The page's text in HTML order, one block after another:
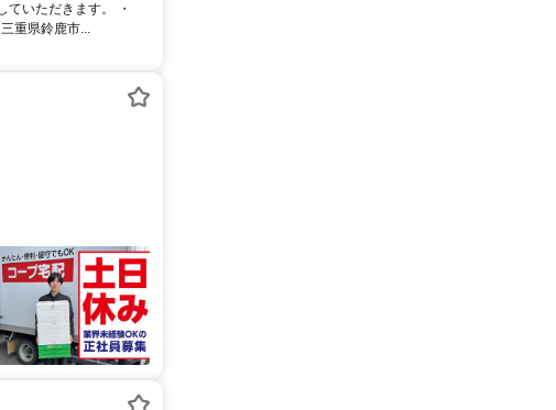
いただきます。 ・
重県鈴鹿市...